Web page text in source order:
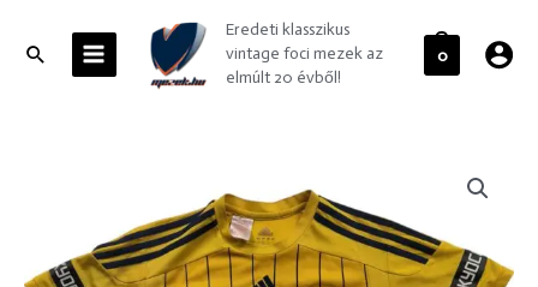
contentSearchMENU
Eredeti klasszikus
vintage foci mezek az
elmúlt 20 évből!
0
vendég